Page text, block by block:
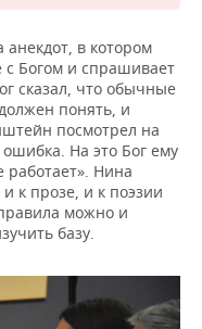
анекдот, в котором
Богом и спрашивает
сказал, что обычные
понять, и
посмотрел на
На это Бог ему
работает». Нина
к прозе, и к поэзии
можно и
базу.